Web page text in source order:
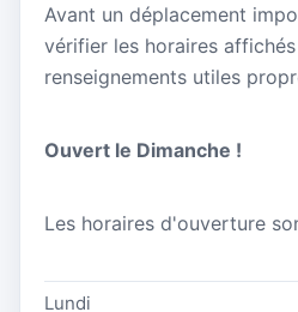
Avant un déplacement
vérifier les horaires
renseignements utiles
Ouvert le Dimanche !
Les horaires d'ouverture
Lundi